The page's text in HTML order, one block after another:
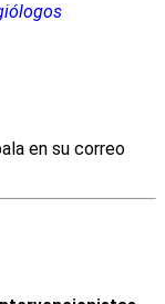
en su correo